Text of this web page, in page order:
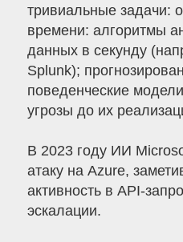
тривиальные задачи:
времени: алгоритмы
данных в секунду
Splunk);
поведенческие
угрозы до их
В 2023 году ИИ
атаку на Azure,
активность в API-
эскалации.